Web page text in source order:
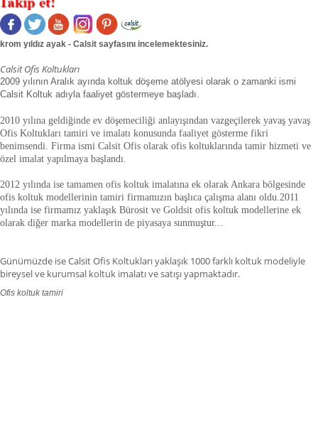
krom yıldız ayak - Calsit sayfasını incelemektesiniz.
Calsit Ofis Koltukları
2009 yılının Aralık ayında koltuk döşeme atölyesi olarak o zamanki ismi
Calsit Koltuk adıyla faaliyet göstermeye başladı.
2010 yılına geldiğinde ev döşemeciliği anlayışından vazgeçilerek yavaş yavaş
Ofis Koltukları tamiri ve imalatı konusunda faaliyet gösterme fikri
benimsendi. Firma ismi Calsit Ofis olarak ofis koltuklarında tamir hizmeti ve
özel imalat yapılmaya başlandı.
2012 yılında ise tamamen ofis koltuk imalatına ek olarak Ankara bölgesinde
ofis koltuk modellerinin tamiri firmamızın başlıca çalışma alanı oldu. 2011
yılında ise firmamız yaklaşık Bürosit ve Goldsit ofis koltuk modellerine ek
olarak diğer marka modellerin de piyasaya sunmuştur.
Günümüzde ise Calsit Ofis Koltukları yaklaşık 1000 farklı koltuk modeliyle
bireysel ve kurumsal koltuk imalatı ve satışı yapmaktadır.
Ofis koltuk tamiri